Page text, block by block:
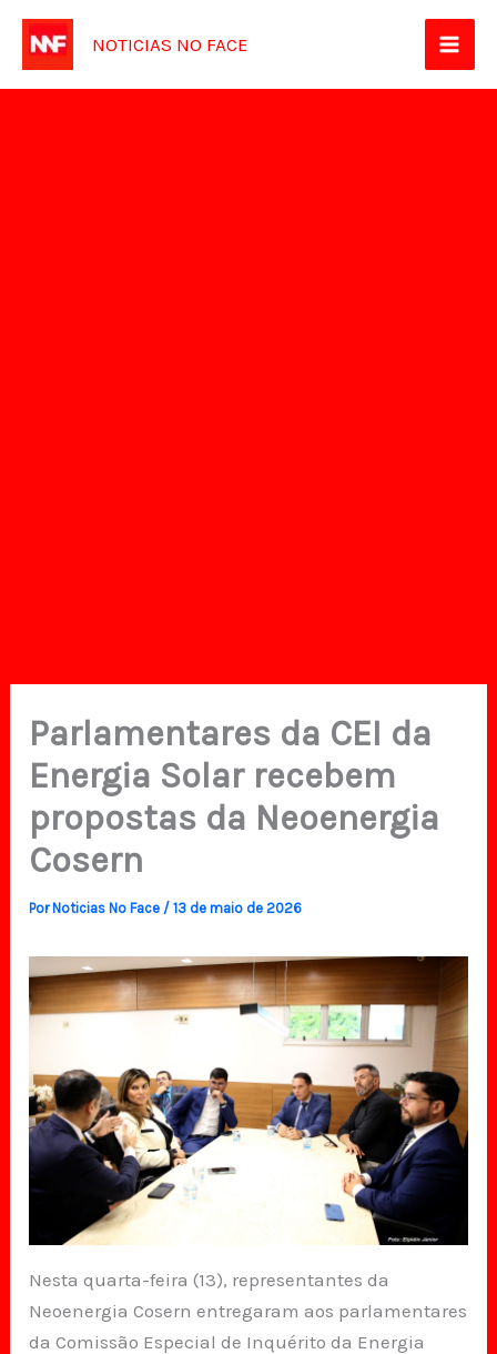
para
NOTICIAS NO FACE
Parlamentares da CEI da
Energia Solar recebem
propostas da Neoenergia
Cosern
PorNoticias No Face /13 de maio de 2026
Nesta quarta-feira (13), representantes da
Neoenergia Cosern entregaram aos parlamentares
da Comissão Especial de Inquérito da Energia